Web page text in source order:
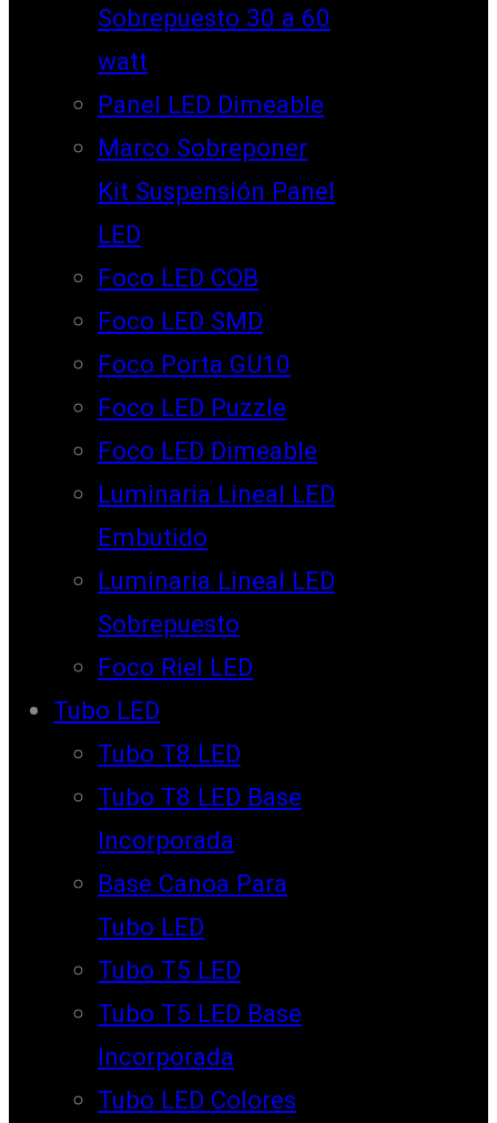
Sobrepuesto 30 a 60
watt
Panel LED Dimeable
Marco Sobreponer
Kit Suspensión Panel
LED
Foco LED COB
Foco LED SMD
Foco Porta GU10
Foco LED Puzzle
Foco LED Dimeable
Luminaria Lineal LED
Embutido
Luminaria Lineal LED
Sobrepuesto
Foco Riel LED
Tubo LED
Tubo T8 LED
Tubo T8 LED Base
Incorporada
Base Canoa Para
Tubo LED
Tubo T5 LED
Tubo T5 LED Base
Incorporada
Tubo LED Colores